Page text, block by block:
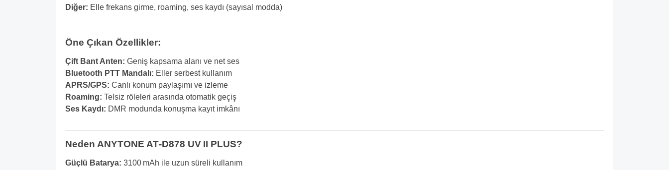
Diğer: Elle frekans girme, roaming, ses kaydı (sayısal modda)
Öne Çıkan Özellikler:
Çift Bant Anten: Geniş kapsama alanı ve net ses
Bluetooth PTT Mandalı: Eller serbest kullanım
APRS/GPS: Canlı konum paylaşımı ve izleme
Roaming: Telsiz röleleri arasında otomatik geçiş
Ses Kaydı: DMR modunda konuşma kayıt imkânı
Neden ANYTONE AT‑D878 UV II PLUS?
Güçlü Batarya: 3100 mAh ile uzun süreli kullanım